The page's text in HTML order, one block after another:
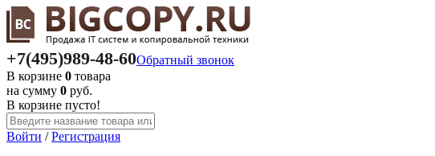
+7(495)989-48-60Обратный звонок
В корзине 0 товара
на сумму 0 руб.
В корзине пусто!
Войти /Регистрация